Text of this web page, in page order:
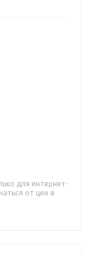
для интернет-
от цен в